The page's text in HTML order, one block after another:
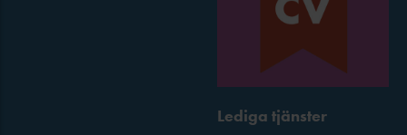
Lediga tjänster